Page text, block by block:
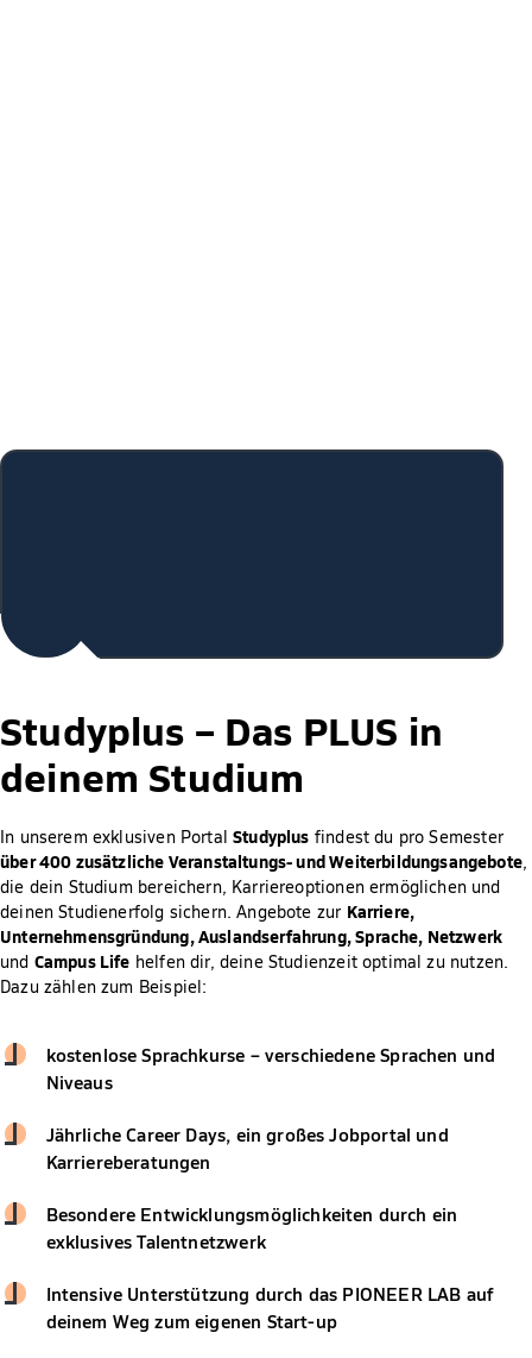
Studyplus – Das PLUS in
deinem Studium
In unserem exklusiven PortalStudyplus findest du pro Semester
über 400 zusätzliche Veranstaltungs- und Weiterbildungsangebote,
die dein Studium bereichern, Karriereoptionen ermöglichen und
deinen Studienerfolg sichern. Angebote zur Karriere,
Unternehmensgründung, Auslandserfahrung, Sprache, Netzwerk
und Campus Life helfen dir, deine Studienzeit optimal zu nutzen.
Dazu zählen zum Beispiel:
kostenlose Sprachkurse – verschiedene Sprachen und
Niveaus
Jährliche Career Days, ein großes Jobportal und
Karriereberatungen
Besondere Entwicklungsmöglichkeiten durch ein
exklusives Talentnetzwerk
Intensive Unterstützung durch das PIONEER LAB auf
deinem Weg zum eigenen Start-up